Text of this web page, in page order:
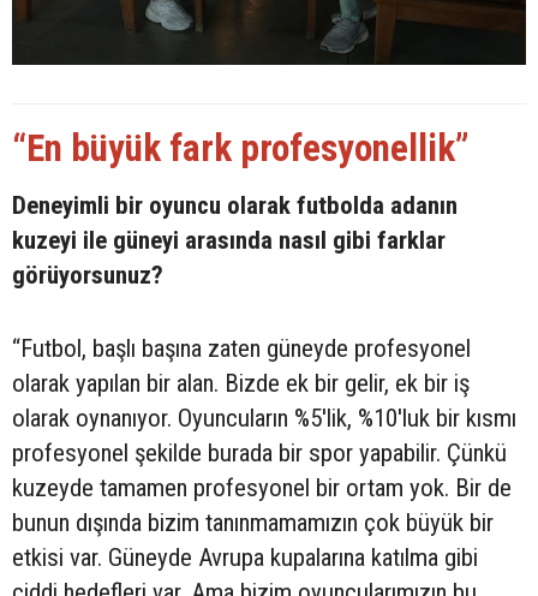
“En büyük fark profesyonellik”
Deneyimli bir oyuncu olarak futbolda adanın
kuzeyi ile güneyi arasında nasıl gibi farklar
görüyorsunuz?
“Futbol, başlı başına zaten güneyde profesyonel
olarak yapılan bir alan. Bizde ek bir gelir, ek bir iş
olarak oynanıyor. Oyuncuların %5'lik, %10'luk bir kısmı
profesyonel şekilde burada bir spor yapabilir. Çünkü
kuzeyde tamamen profesyonel bir ortam yok. Bir de
bunun dışında bizim tanınmamamızın çok büyük bir
etkisi var. Güneyde Avrupa kupalarına katılma gibi